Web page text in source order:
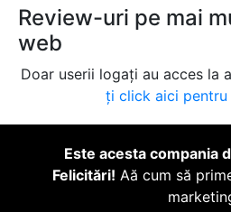
Review-uri pe mai
web
Doar userii logați au acces la
ți click aici pentru
Este acesta compania
Felicitări! Aă cum să